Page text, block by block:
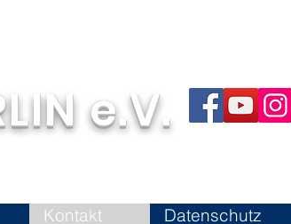
e.V.
Kontakt Datenschutz